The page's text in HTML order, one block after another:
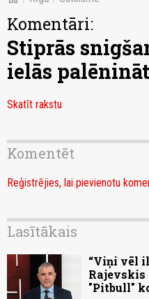
Komentāri:
Stiprās
ielās
Skatīt rakstu
Komentēt
Reģistrējies, lai pievienotu
Lasītākais
“Viņi vēl
"Pitbull"